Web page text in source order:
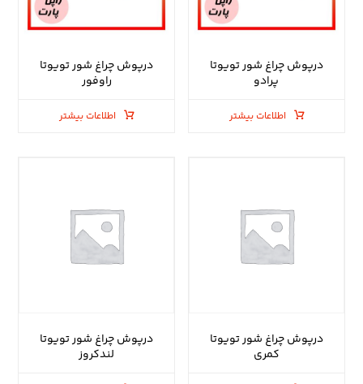
درپوش چراغ شور تویوتا
پرادو
اطلاعات بیشتر
درپوش چراغ شور تویوتا
راوفور
اطلاعات بیشتر
درپوش چراغ شور تویوتا
کمری
درپوش چراغ شور تویوتا
لندکروز